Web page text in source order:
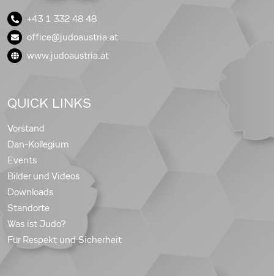
+43 1 332 48 48
office@judoaustria.at
www.judoaustria.at
QUICK LINKS
Vorstand
Dan-Kollegium
Events
Bilder und Videos
Downloads
Standorte
Was ist Judo?
Für Respekt und Sicherheit